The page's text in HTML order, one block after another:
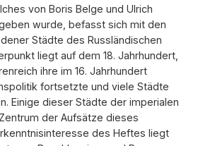
von Boris Belge und Ulrich
wurde, befasst sich mit den
Städte des Russländischen
liegt auf dem 18. Jahrhundert,
ihre im 16. Jahrhundert
fortsetzte und viele Städte
Einige dieser Städte der imperialen
der Aufsätze dieses
des Heftes liegt